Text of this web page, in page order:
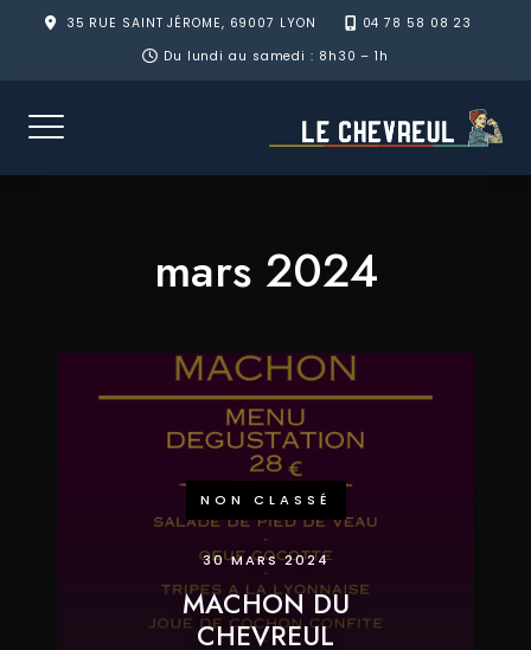
35 RUE SAINT JÉROME, 69007 LYON
04 78 58 08 23
Du lundi au samedi : 8h30 – 1h
mars 2024
NON CLASSÉ
30 MARS 2024
MACHON DU
CHEVREUL